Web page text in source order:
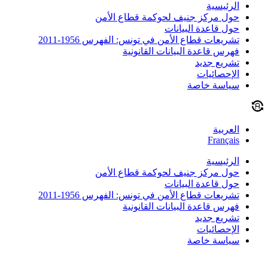
الرئيسية
حول مركز جنيف لحوكمة قطاع الأمن
حول قاعدة البيانات
تشريعات قطاع الأمن في تونس: الفهرس 1956-2011
فهرس قاعدة البيانات القانونية
تشريع جديد
الإحصائيات
سياسة خاصة
العربية
Français
الرئيسية
حول مركز جنيف لحوكمة قطاع الأمن
حول قاعدة البيانات
تشريعات قطاع الأمن في تونس: الفهرس 1956-2011
فهرس قاعدة البيانات القانونية
تشريع جديد
الإحصائيات
سياسة خاصة